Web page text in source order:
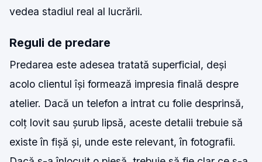
vedea stadiul real al lucrării.
Reguli de predare
Predarea este adesea tratată superficial, deși
acolo clientul își formează impresia finală despre
atelier. Dacă un telefon a intrat cu folie desprinsă,
colț lovit sau șurub lipsă, aceste detalii trebuie să
existe în fișă și, unde este relevant, în fotografii.